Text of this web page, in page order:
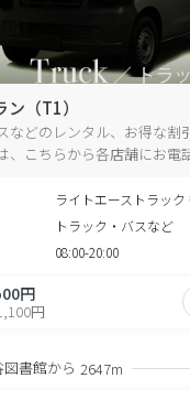
（T1）
などのレンタル、お得な割
、こちらから各店舗にお電
ライトエーストラック
トラック・バスなど
08:00-20:00
円
円
書館から 2647m